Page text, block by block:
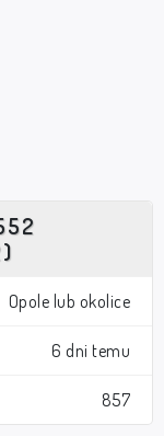
Opole lub okolice
6 dni temu
857